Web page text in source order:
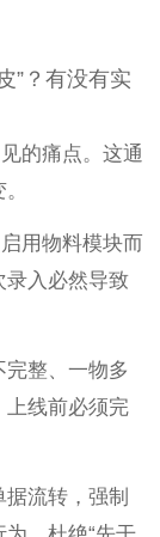
”？有没有实
的痛点。这通
用物料模块而
录入必然导致
整、一物多
上线前必须完
流转，强制